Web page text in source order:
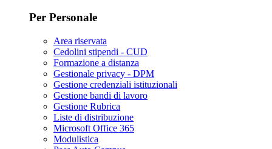
Per Personale
Area riservata
Cedolini stipendi - CUD
Formazione a distanza
Gestionale privacy - DPM
Gestione credenziali istituzionali
Gestione bandi di lavoro
Gestione Rubrica
Liste di distribuzione
Microsoft Office 365
Modulistica